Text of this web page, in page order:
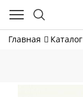
Главная Каталог